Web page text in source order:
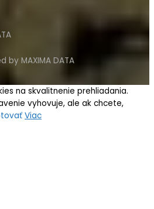
by MAXIMA DATA
na skvalitnenie prehliadania.
vyhovuje, ale ak chcete,
Viac